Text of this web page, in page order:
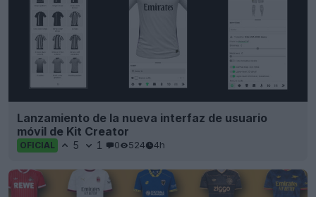
Lanzamiento de la nueva interfaz de usuario
móvil de Kit Creator
OFICIAL 5 1 0 524 4h